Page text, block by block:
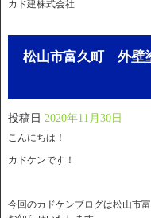
カド建株式会社
松山市富久町 外
投稿日 2020年11月30日
こんにちは！
カドケンです！
今回のカドケンブログは松山市